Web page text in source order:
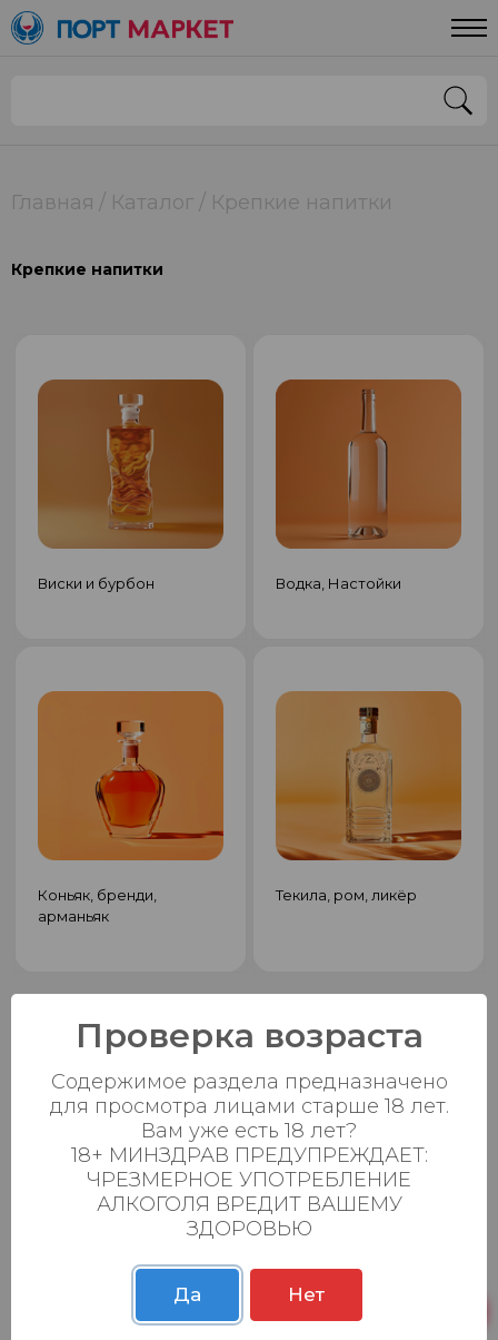
Главная Каталог Крепкие напитки
Крепкие напитки
Виски и бурбон Водка, Настойки
Коньяк, бренди,
арманьяк
Текила, ром, ликёр
Каталог
Продукты
Азия
Безалкогольные напитки
Товары для дома, игрушки
Вина
Пиво, сидр
Товары для животных
Проверка возраста
Содержимое раздела предназначено
для просмотра лицами старше 18 лет.
Вам уже есть 18 лет?
18+ МИНЗДРАВ ПРЕДУПРЕЖДАЕТ:
ЧРЕЗМЕРНОЕ УПОТРЕБЛЕНИЕ
АЛКОГОЛЯ ВРЕДИТ ВАШЕМУ
ЗДОРОВЬЮ
Да Нет